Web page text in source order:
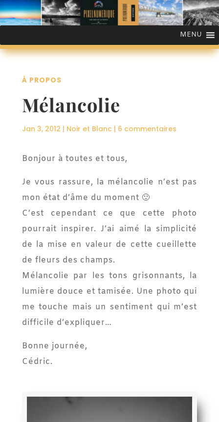
MENU
À PROPOS
Mélancolie
Jan 3, 2012 | Noir et Blanc | 6 commentaires
Bonjour à toutes et tous,
Je vous rassure, la mélancolie n’est pas
mon état d’âme du moment 🙂
C’est cependant ce que cette photo
pourrait inspirer. J’ai aimé la simplicité
de la mise en valeur de cette cueillette
de fleurs des champs.
Mélancolie par les tons grisonnants, la
lumière douce et tamisée. Une photo qui
me touche mais un sentiment qui m’est
difficile d’expliquer…
Bonne journée,
Cédric.